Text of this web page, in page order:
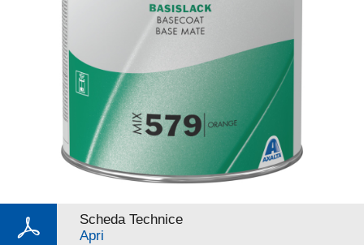
Scheda Technice
Apri